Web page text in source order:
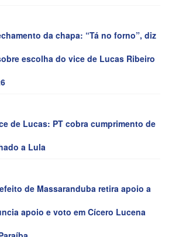
da chapa: “Tá no forno”, diz
escolha do vice de Lucas Ribeiro
de Lucas: PT cobra cumprimento de
a Lula
de Massaranduba retira apoio a
apoio e voto em Cícero Lucena